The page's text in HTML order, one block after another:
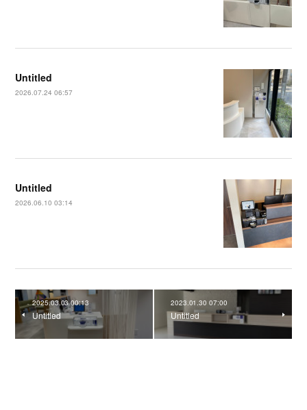
Untitled
2026.07.24 06:57
Untitled
2026.06.10 03:14
2025.03.03 00:13
Untitled
2023.01.30 07:00
Untitled